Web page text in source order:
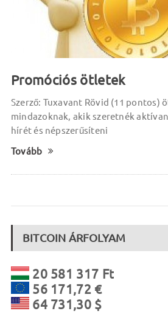
Promóciós ötletek
Szerző: Tuxavant Rövid (11 pontos)
mindazoknak, akik szeretnék
hírét és népszerűsíteni
Tovább
BITCOIN ÁRFOLYAM
20 581 317 Ft
56 171,72 €
64 731,30 $